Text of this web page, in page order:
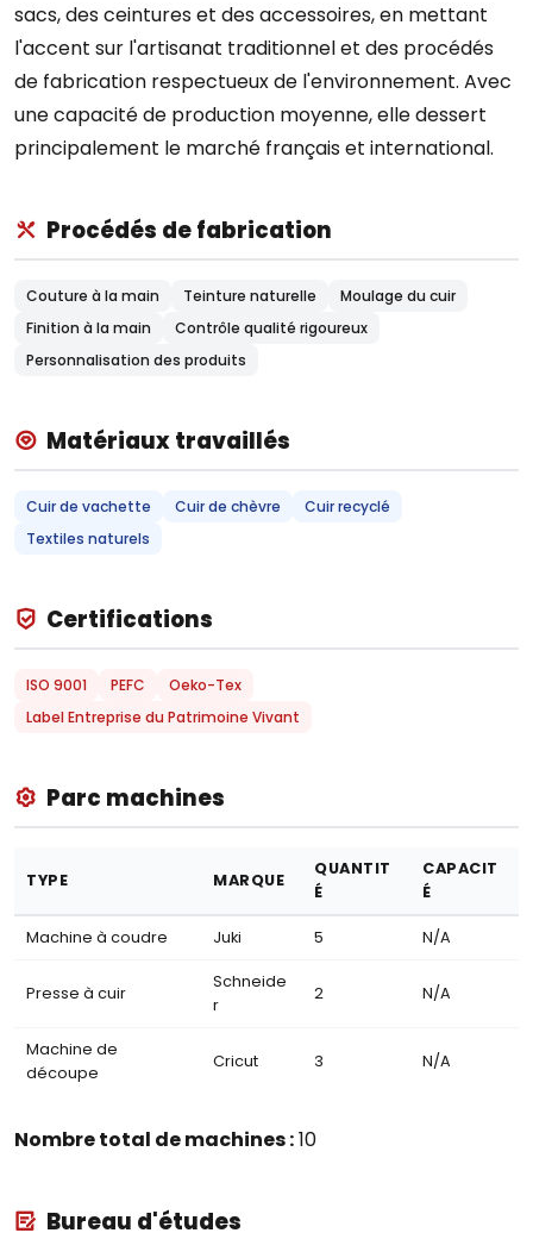
sacs, des ceintures et des accessoires, en mettant
l'accent sur l'artisanat traditionnel et des procédés
de fabrication respectueux de l'environnement. Avec
une capacité de production moyenne, elle dessert
principalement le marché français et international.
Procédés de fabrication
Couture à la main Teinture naturelle
Moulage du cuir
Finition à la main
Contrôle qualité rigoureux
Personnalisation des produits
Matériaux travaillés
Cuir de vachette Cuir de chèvre
Cuir recyclé
Textiles naturels
Certifications
ISO 9001 PEFC
Oeko-Tex
Label Entreprise du Patrimoine Vivant
Parc machines
TYPE MARQUE
QUANTIT
É
CAPACIT
É
Machine à coudre Juki 5 N/A
Presse à cuir
Schneide
r
2 N/A
Machine de
découpe
Cricut 3 N/A
Nombre total de machines :10
Bureau d'études